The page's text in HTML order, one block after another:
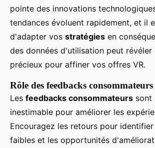
pointe des innovations
tendances évoluent rapidement, et il
d'adapter vos stratégies en
des données d'utilisation peut révéler
précieux pour affiner vos offres VR.
Rôle des feedbacks consommateurs
Les feedbacks consommateurs sont
inestimable pour améliorer les
Encouragez les retours pour
faibles et les opportunités